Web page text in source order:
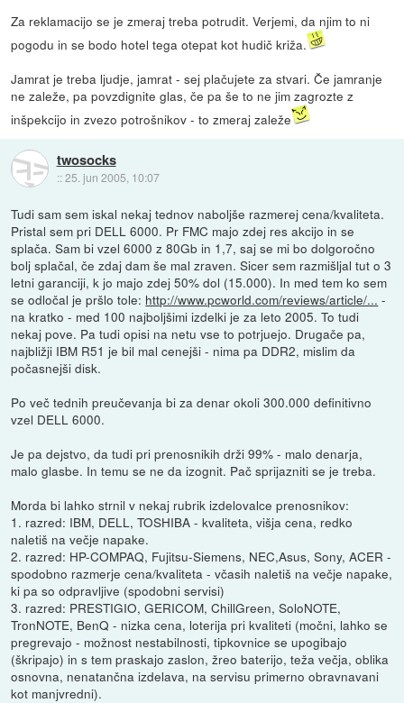
Za reklamacijo se je zmeraj treba potrudit. Verjemi, da njim to ni
pogodu in se bodo hotel tega otepat kot hudič križa.
Jamrat je treba ljudje, jamrat - sej plačujete za stvari. Če jamranje
ne zaleže, pa povzdignite glas, če pa še to ne jim zagrozte z
inšpekcijo in zvezo potrošnikov - to zmeraj zaleže
twosocks
::25. jun 2005, 10:07
Tudi sam sem iskal nekaj tednov naboljše razmerej cena/kvaliteta.
Pristal sem pri DELL 6000. Pr FMC majo zdej res akcijo in se
splača. Sam bi vzel 6000 z 80Gb in 1,7, saj se mi bo dolgoročno
bolj splačal, če zdaj dam še mal zraven. Sicer sem razmišljal tut o 3
letni garanciji, k jo majo zdej 50% dol (15.000). In med tem ko sem
se odločal je pršlo tole: http://www.pcworld.com/reviews/article/... -
na kratko - med 100 najboljšimi izdelki je za leto 2005. To tudi
nekaj pove. Pa tudi opisi na netu vse to potrjuejo. Drugače pa,
najbližji IBM R51 je bil mal cenejši - nima pa DDR2, mislim da
počasnejši disk.
Po več tednih preučevanja bi za denar okoli 300.000 definitivno
vzel DELL 6000.
Je pa dejstvo, da tudi pri prenosnikih drži 99% - malo denarja,
malo glasbe. In temu se ne da izognit. Pač sprijazniti se je treba.
Morda bi lahko strnil v nekaj rubrik izdelovalce prenosnikov:
1. razred: IBM, DELL, TOSHIBA - kvaliteta, višja cena, redko
naletiš na večje napake.
2. razred: HP-COMPAQ, Fujitsu-Siemens, NEC,Asus, Sony, ACER -
spodobno razmerje cena/kvaliteta - včasih naletiš na večje napake,
ki pa so odpravljive (spodobni servisi)
3. razred: PRESTIGIO, GERICOM, ChillGreen, SoloNOTE,
TronNOTE, BenQ - nizka cena, loterija pri kvaliteti (močni, lahko se
pregrevajo - možnost nestabilnosti, tipkovnice se upogibajo
(škripajo) in s tem praskajo zaslon, žreo baterijo, teža večja, oblika
osnovna, nenatančna izdelava, na servisu primerno obravnavani
kot manjvredni).